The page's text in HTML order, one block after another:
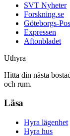
SVT Nyheter
Forskning.se
Göteborgs-
Expressen
Aftonbladet
Uthyra
Hitta din nästa
och rum.
Läsa
Hyra lägenhet
Hyra hus